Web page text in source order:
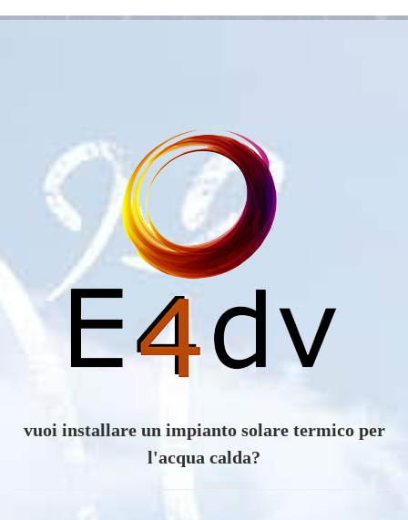
vuoi scoprire i vantaggi di un impianto eolico?